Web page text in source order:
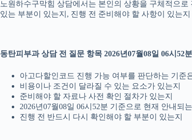
노원하수구막힘 상담에서는 본인의 상황을 구체적으
있는 부분이 있는지, 진행 전 준비해야 할 사항이 있는
동탄피부과 상담 전 질문 항목 2026년07월08일 06시52분
아고다할인코드 진행 가능 여부를 판단하는 기준
비용이나 조건이 달라질 수 있는 요소가 있는지
준비해야 할 자료나 사전 확인 절차가 있는지
2026년07월08일 06시52분 기준으로 현재 안내되
진행 전 반드시 다시 확인해야 할 부분이 있는지